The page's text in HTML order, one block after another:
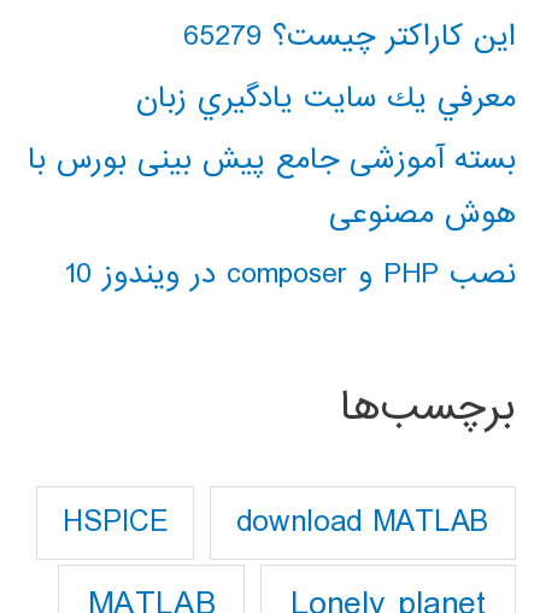
این کاراکتر چیست؟ 65279
معرفي يك سايت يادگيري زبان
بسته آموزشی جامع پیش بینی بورس با
هوش مصنوعی
نصب PHP و composer در ویندوز 10
برچسب‌ها
download MATLAB
HSPICE